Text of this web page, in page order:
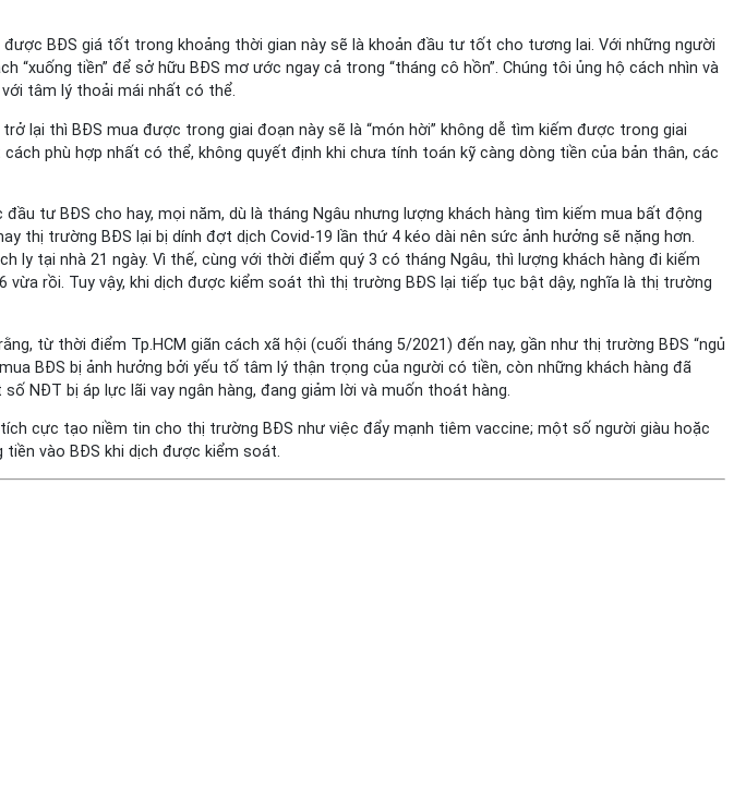
BĐS giá tốt trong khoảng thời gian này sẽ là khoản đầu tư tốt cho tương lai. Với những người
tiền” để sở hữu BĐS mơ ước ngay cả trong “tháng cô hồn”. Chúng tôi ủng hộ cách nhìn và
tâm lý thoải mái nhất có thể.
lại thì BĐS mua được trong giai đoạn này sẽ là “món hời” không dễ tìm kiếm được trong giai
phù hợp nhất có thể, không quyết định khi chưa tính toán kỹ càng dòng tiền của bản thân, các
tư BĐS cho hay, mọi năm, dù là tháng Ngâu nhưng lượng khách hàng tìm kiếm mua bất động
thị trường BĐS lại bị dính đợt dịch Covid-19 lần thứ 4 kéo dài nên sức ảnh hưởng sẽ nặng hơn.
tại nhà 21 ngày. Vì thế, cùng với thời điểm quý 3 có tháng Ngâu, thì lượng khách hàng đi kiếm
rồi. Tuy vậy, khi dịch được kiểm soát thì thị trường BĐS lại tiếp tục bật dậy, nghĩa là thị trường
từ thời điểm Tp.HCM giãn cách xã hội (cuối tháng 5/2021) đến nay, gần như thị trường BĐS “ngủ
BĐS bị ảnh hưởng bởi yếu tố tâm lý thận trọng của người có tiền, còn những khách hàng đã
NĐT bị áp lực lãi vay ngân hàng, đang giảm lời và muốn thoát hàng.
cực tạo niềm tin cho thị trường BĐS như việc đẩy mạnh tiêm vaccine; một số người giàu hoặc
vào BĐS khi dịch được kiểm soát.